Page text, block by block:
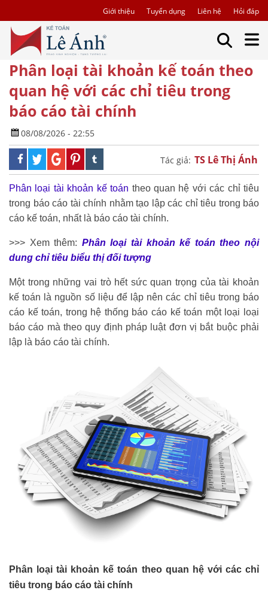
Giới thiệu Tuyển dụng Liên hệ Hỏi đáp
Phân loại tài khoản kế toán theo
quan hệ với các chỉ tiêu trong
báo cáo tài chính
08/08/2026 - 22:55
Tác giả: TS Lê Thị Ánh
Phân loại tài khoản kế toán theo quan hệ với các chỉ tiêu
trong báo cáo tài chính nhằm tạo lập các chỉ tiêu trong báo
cáo kế toán, nhất là báo cáo tài chính.
>>> Xem thêm: Phân loại tài khoản kế toán theo nội
dung chỉ tiêu biểu thị đối tượng
Một trong những vai trò hết sức quan trọng của tài khoản
kế toán là nguồn số liệu để lập nên các chỉ tiêu trong báo
cáo kế toán, trong hệ thống báo cáo kế toán một loại loại
báo cáo mà theo quy định pháp luật đơn vị bắt buộc phải
lập là báo cáo tài chính.
Phân loại tài khoản kế toán theo quan hệ với các chỉ
tiêu trong báo cáo tài chính